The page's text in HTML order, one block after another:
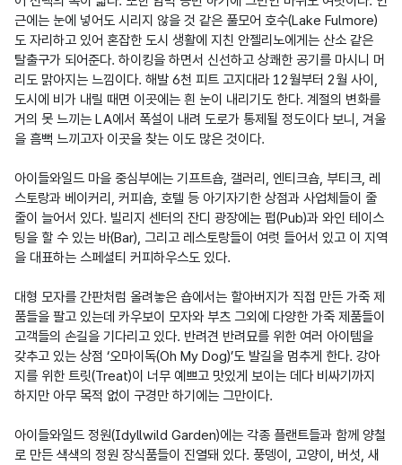
근에는 눈에 넣어도 시리지 않을 것 같은 풀모어 호수(Lake Fulmore)
도 자리하고 있어 혼잡한 도시 생활에 지친 안젤리노에게는 산소 같은
탈출구가 되어준다. 하이킹을 하면서 신선하고 상쾌한 공기를 마시니 머
리도 맑아지는 느낌이다. 해발 6천 피트 고지대라 12월부터 2월 사이,
도시에 비가 내릴 때면 이곳에는 흰 눈이 내리기도 한다. 계절의 변화를
거의 못 느끼는 LA에서 폭설이 내려 도로가 통제될 정도이다 보니, 겨울
을 흠뻑 느끼고자 이곳을 찾는 이도 많은 것이다.
아이들와일드 마을 중심부에는 기프트숍, 갤러리, 엔티크숍, 부티크, 레
스토랑과 베이커리, 커피숍, 호텔 등 아기자기한 상점과 사업체들이 줄
줄이 늘어서 있다. 빌리지 센터의 잔디 광장에는 펍(Pub)과 와인 테이스
팅을 할 수 있는 바(Bar), 그리고 레스토랑들이 여럿 들어서 있고 이 지역
을 대표하는 스페셜티 커피하우스도 있다.
대형 모자를 간판처럼 올려놓은 숍에서는 할아버지가 직접 만든 가죽 제
품들을 팔고 있는데 카우보이 모자와 부츠 그외에 다양한 가죽 제품들이
고객들의 손길을 기다리고 있다. 반려견 반려묘를 위한 여러 아이템을
갖추고 있는 상점 ‘오마이독(Oh My Dog)’도 발길을 멈추게 한다. 강아
지를 위한 트릿(Treat)이 너무 예쁘고 맛있게 보이는 데다 비싸기까지
하지만 아무 목적 없이 구경만 하기에는 그만이다.
아이들와일드 정원(Idyllwild Garden)에는 각종 플랜트들과 함께 양철
로 만든 색색의 정원 장식품들이 진열돼 있다. 풍뎅이, 고양이, 버섯, 새